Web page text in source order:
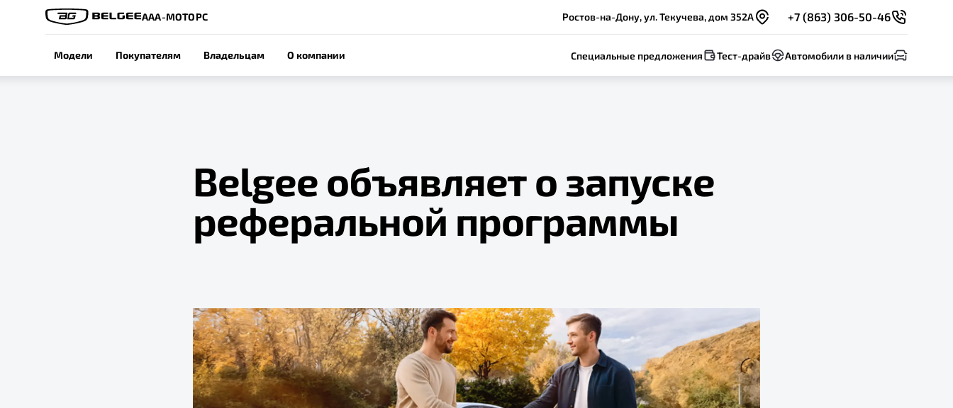
ААА-МОТОРС Ростов-на-Дону, ул. Текучева, дом 352А +7 (863) 306-50-46
Модели Покупателям Владельцам О компании Специальные предложения Тест-драйв Автомобили в наличии
Belgee объявляет о запуске
реферальной программы